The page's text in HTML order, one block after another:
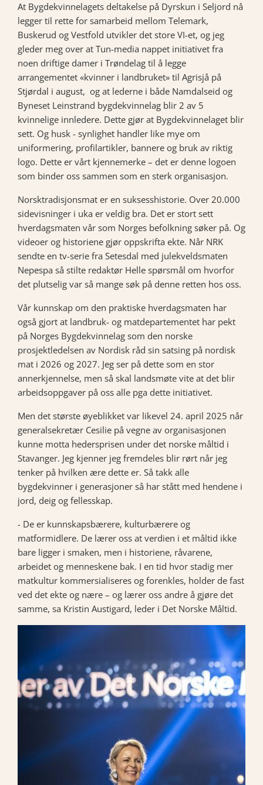
At Bygdekvinnelagets deltakelse på Dyrskun i Seljord nå
legger til rette for samarbeid mellom Telemark,
Buskerud og Vestfold utvikler det store VI-et, og jeg
gleder meg over at Tun-media nappet initiativet fra
noen driftige damer i Trøndelag til å legge
arrangementet «kvinner i landbruket» til Agrisjå på
Stjørdal i august, og at lederne i både Namdalseid og
Byneset Leinstrand bygdekvinnelag blir 2 av 5
kvinnelige innledere. Dette gjør at Bygdekvinnelaget blir
sett. Og husk - synlighet handler like mye om
uniformering, profilartikler, bannere og bruk av riktig
logo. Dette er vårt kjennemerke – det er denne logoen
som binder oss sammen som en sterk organisasjon.
Norsktradisjonsmat er en suksesshistorie. Over 20.000
sidevisninger i uka er veldig bra. Det er stort sett
hverdagsmaten vår som Norges befolkning søker på. Og
videoer og historiene gjør oppskrifta ekte. Når NRK
sendte en tv-serie fra Setesdal med julekveldsmaten
Nepespa så stilte redaktør Helle spørsmål om hvorfor
det plutselig var så mange søk på denne retten hos oss.
Vår kunnskap om den praktiske hverdagsmaten har
også gjort at landbruk- og matdepartementet har pekt
på Norges Bygdekvinnelag som den norske
prosjektledelsen av Nordisk råd sin satsing på nordisk
mat i 2026 og 2027. Jeg ser på dette som en stor
annerkjennelse, men så skal landsmøte vite at det blir
arbeidsoppgaver på oss alle pga dette initiativet.
Men det største øyeblikket var likevel 24. april 2025 når
generalsekretær Cesilie på vegne av organisasjonen
kunne motta hedersprisen under det norske måltid i
Stavanger. Jeg kjenner jeg fremdeles blir rørt når jeg
tenker på hvilken ære dette er. Så takk alle
bygdekvinner i generasjoner så har stått med hendene i
jord, deig og fellesskap.
- De er kunnskapsbærere, kulturbærere og
matformidlere. De lærer oss at verdien i et måltid ikke
bare ligger i smaken, men i historiene, råvarene,
arbeidet og menneskene bak. I en tid hvor stadig mer
matkultur kommersialiseres og forenkles, holder de fast
ved det ekte og nære – og lærer oss andre å gjøre det
samme, sa Kristin Austigard, leder i Det Norske Måltid.